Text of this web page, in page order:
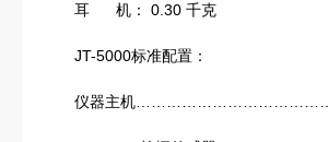
耳 机： 0.30 千克
JT-5000标准配置：
仪器主机